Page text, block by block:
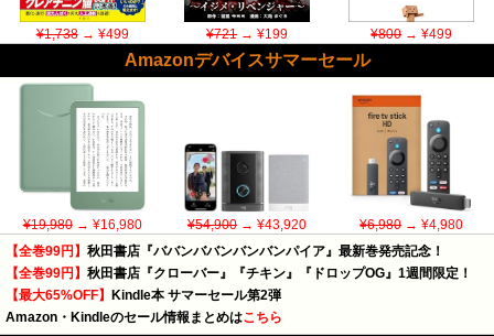
¥1,738→ ¥499 ¥721→ ¥199 ¥800→ ¥499
Amazonデバイスサマーセール
¥19,980→ ¥16,980 ¥54,900→ ¥43,920 ¥6,980→ ¥4,980
【全巻99円】 秋田書店『ババンババンバンバンパイア』最新巻発売記念！
【全巻99円】 秋田書店『クローバー』『チキン』『ドロップOG』1週間限定！
【最大65%OFF】 Kindle本 サマーセール第2弾
Amazon・Kindleのセール情報まとめはこちら